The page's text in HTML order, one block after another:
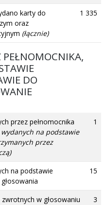
karty do
oraz
(łącznie)
1 335
PEŁNOMOCNIKA,
DO
przez pełnomocnika
na podstawie
przez
1
na podstawie
15
w głosowaniu
3